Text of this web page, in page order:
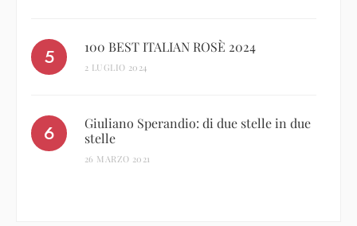
100 BEST ITALIAN ROSÈ 2024
2 LUGLIO 2024
Giuliano Sperandio: di due stelle in due
stelle
26 MARZO 2021